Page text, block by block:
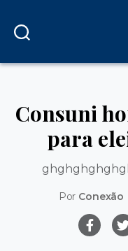
Consuni
para
Por Conexão